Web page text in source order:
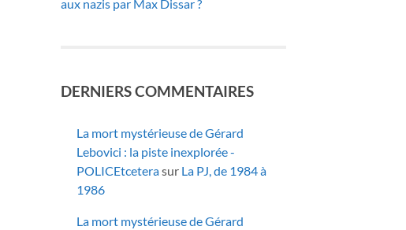
aux nazis par Max Dissar ?
DERNIERS COMMENTAIRES
La mort mystérieuse de Gérard
Lebovici : la piste inexplorée -
POLICEtceterasur La PJ, de 1984 à
1986
La mort mystérieuse de Gérard